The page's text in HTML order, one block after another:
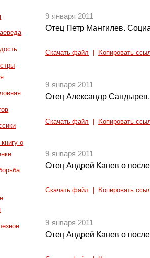
о
9 января 2011
Отец Петр Мангилев.
Скачать файл Копировать
9 января 2011
Отец Александр
Скачать файл Копировать
9 января 2011
Отец Андрей Канев о
Скачать файл Копировать
9 января 2011
Отец Андрей Канев о